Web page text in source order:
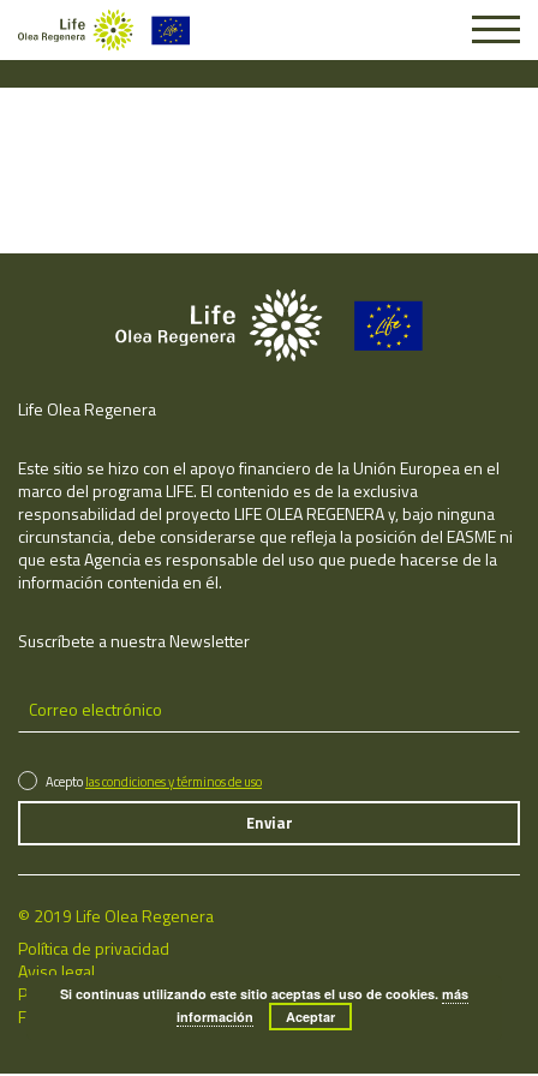
Solicitud #4097
Life Olea Regenera
Este sitio se hizo con el apoyo financiero de la Unión Europea en el
marco del programa LIFE. El contenido es de la exclusiva
responsabilidad del proyecto LIFE OLEA REGENERA y, bajo ninguna
circunstancia, debe considerarse que refleja la posición del EASME ni
que esta Agencia es responsable del uso que puede hacerse de la
información contenida en él.
Suscríbete a nuestra Newsletter
Aceptolas condiciones y términos de uso
© 2019 Life Olea Regenera
Política de privacidad
Aviso legal
Política de cookies
Fecha de última actualización: 08/08/2026
Si continuas utilizando este sitio aceptas el uso de cookies.más
información
Aceptar